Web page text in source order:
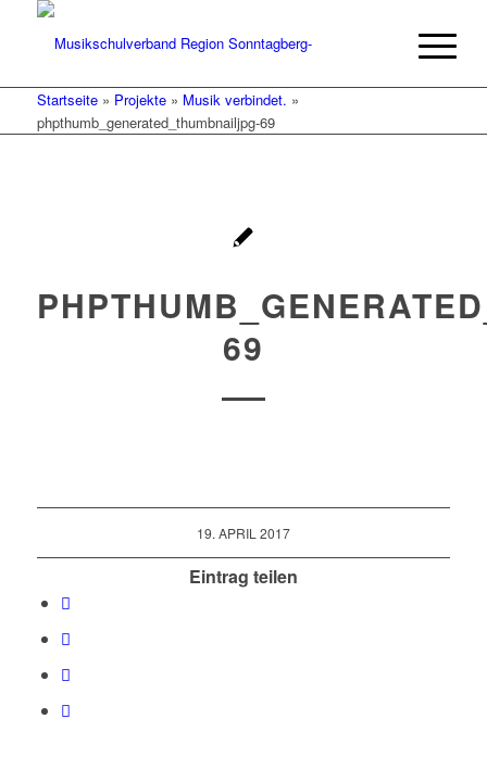
Startseite» Projekte» Musik verbindet. »
phpthumb_generated_thumbnailjpg-69
69
19. APRIL 2017
Eintrag teilen